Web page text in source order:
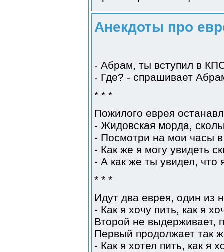
Анекдоты про
- Абрам, ты вступил в
- Где? - спрашивает
* * *
Пожилого еврея
- Жидовская морда,
- Посмотри на мои часы
- Как же я могу увидеть
- А как же ты увидел, что
* * *
Идут два еврея, один из
- Как я хочу пить, как я
Второй не выдерживает,
Первый продолжает так
- Как я хотел пить, как я